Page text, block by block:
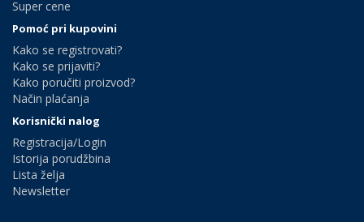
Super cene
Pomoć pri kupovini
Kako se registrovati?
Kako se prijaviti?
Kako poručiti proizvod?
Način plaćanja
Korisnički nalog
Registracija/Login
Istorija porudžbina
Lista želja
Newsletter